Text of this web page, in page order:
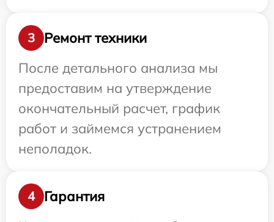
3
Ремонт техники
После детального анализа мы
предоставим на утверждение
окончательный расчет, график
работ и займемся устранением
неполадок.
4
Гарантия